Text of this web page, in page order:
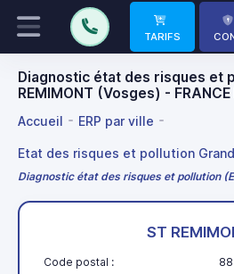
TARIFS
Diagnostic état des risques et
REMIMONT (Vosges) - FRANCE
Accueil ERP par ville
Etat des risques et pollution
Diagnostic état des risques et pollution
ST
Code postal :